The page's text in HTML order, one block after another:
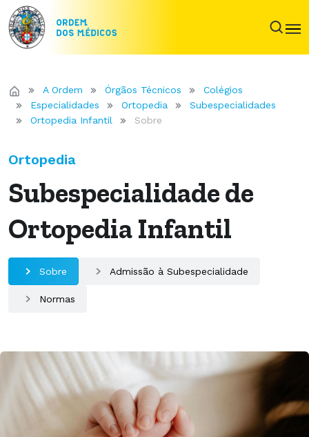
A Ordem Órgãos Técnicos
Colégios
Especialidades
Ortopedia
Subespecialidades
Ortopedia Infantil
Sobre
Ortopedia
Subespecialidade de
Ortopedia Infantil
Sobre Admissão à Subespecialidade
Normas